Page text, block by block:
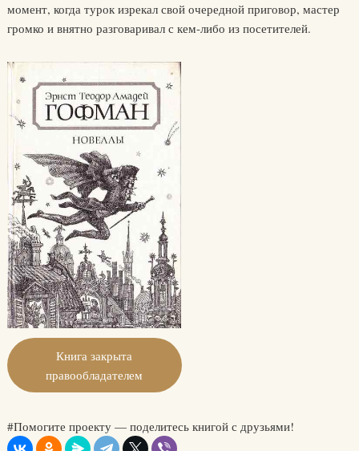
момент, когда турок изрекал свой очередной приговор, мастер
громко и внятно разговаривал с кем-либо из посетителей.
Книга закрыта
правообладателем
#Помогите проекту — поделитесь книгой с друзьями!